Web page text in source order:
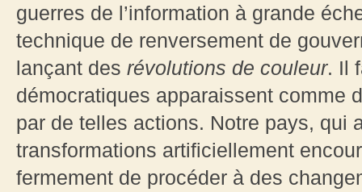
guerres de l’information à grande
technique de renversement de
lançant des révolutions de couleur. Il
démocratiques apparaissent comme
par de telles actions. Notre pays, qui
transformations artificiellement
fermement de procéder à des